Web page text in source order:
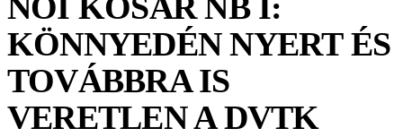
KÖNNYEDÉN NYERT ÉS
TOVÁBBRA IS
VERETLEN A DVTK